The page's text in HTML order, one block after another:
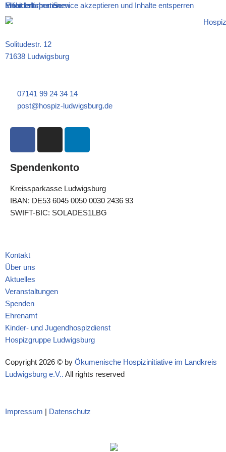
Mehr Informationen
Inhalt entsperren
Erforderlichen Service akzeptieren und Inhalte entsperren
Solitudestr. 12
71638 Ludwigsburg
07141 99 24 34 14
post@hospiz-ludwigsburg.de
Spendenkonto
Kreissparkasse Ludwigsburg
IBAN: DE53 6045 0050 0030 2436 93
SWIFT-BIC: SOLADES1LBG
Kontakt
Über uns
Aktuelles
Veranstaltungen
Spenden
Ehrenamt
Kinder- und Jugendhospizdienst
Hospizgruppe Ludwigsburg
Copyright 2026 © by Ökumenische Hospizinitiative im Landkreis
Ludwigsburg e.V.. All rights reserved
Impressum | Datenschutz